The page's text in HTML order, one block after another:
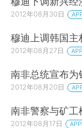
2012年08月30日
穆迪上调韩国
2012年08月27日
南非总统宣布
2012年08月20日
南非警察与矿
2012年08月17日